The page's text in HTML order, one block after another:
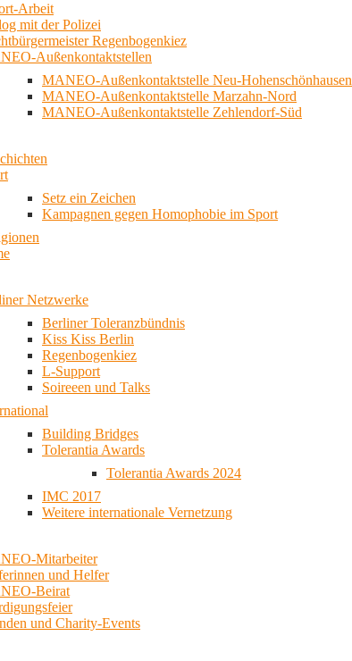
Arbeit
mit der Polizei
Regenbogenkiez
Außenkontaktstellen
MANEO-Außenkontaktstelle Neu-Hohenschönhausen
MANEO-Außenkontaktstelle Marzahn-Nord
MANEO-Außenkontaktstelle Zehlendorf-Süd
Setz ein Zeichen
Kampagnen gegen Homophobie im Sport
Netzwerke
Berliner Toleranzbündnis
Kiss Kiss Berlin
Regenbogenkiez
L-Support
Soireeen und Talks
Building Bridges
Tolerantia Awards
Tolerantia Awards 2024
IMC 2017
Weitere internationale Vernetzung
Mitarbeiter
und Helfer
Beirat
und Charity-Events